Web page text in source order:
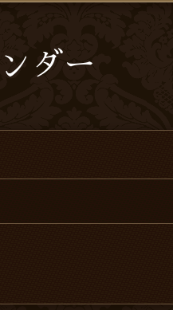
ダー